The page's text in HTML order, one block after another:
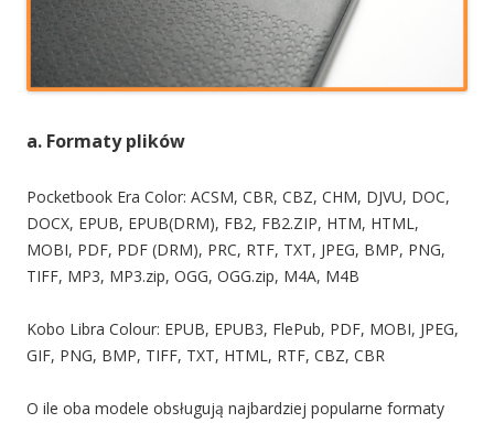
a. Formaty plików
Pocketbook Era Color: ACSM, CBR, CBZ, CHM, DJVU, DOC,
DOCX, EPUB, EPUB(DRM), FB2, FB2.ZIP, HTM, HTML,
MOBI, PDF, PDF (DRM), PRC, RTF, TXT, JPEG, BMP, PNG,
TIFF, MP3, MP3.zip, OGG, OGG.zip, M4A, M4B
Kobo Libra Colour: EPUB, EPUB3, FlePub, PDF, MOBI, JPEG,
GIF, PNG, BMP, TIFF, TXT, HTML, RTF, CBZ, CBR
O ile oba modele obsługują najbardziej popularne formaty